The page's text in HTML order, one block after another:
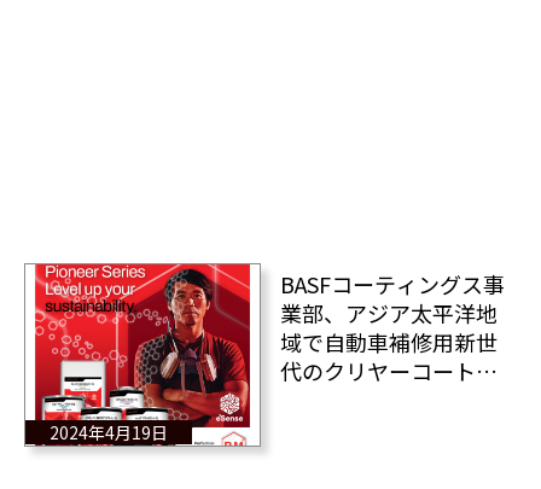
2024年4月19日
BASFコーティングス事
業部、アジア太平洋地
域で自動車補修用新世
代のクリヤーコートと